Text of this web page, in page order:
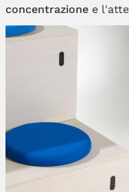
concentrazionee